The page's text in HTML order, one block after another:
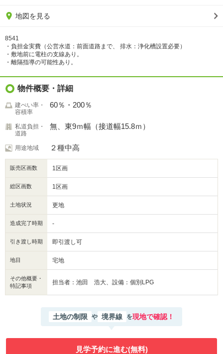
地図を見る
8541
・負担金実費（公営水道：前面道路まで、 排水：浄化槽設置必要）
・敷地前に電柱の支線あり。
・離隔指導の可能性あり。
物件概要・詳細
建ぺい率・
容積率
60％・200％
私道負担・
道路
無、東9ｍ幅（接道幅15.8ｍ）
用途地域 ２種中高
販売区画数 1区画
総区画数 1区画
土地状況 更地
造成完了時期 -
引き渡し時期 即引渡し可
地目 宅地
その他概要・
特記事項
担当者：池田 浩大、設備：個別LPG
土地の制限 や 境界線 を現地で確認！
見学予約に進む(無料)